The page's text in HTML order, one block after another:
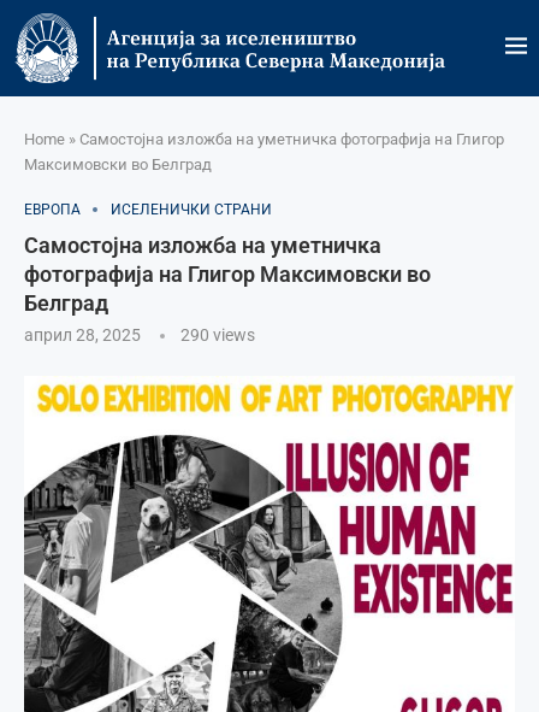
Home » Самостојна изложба на уметничка фотографија на Глигор
Максимовски во Белград
ЕВРОПА ИСЕЛЕНИЧКИ СТРАНИ
Самостојна изложба на уметничка
фотографија на Глигор Максимовски во
Белград
април 28, 2025 290 views